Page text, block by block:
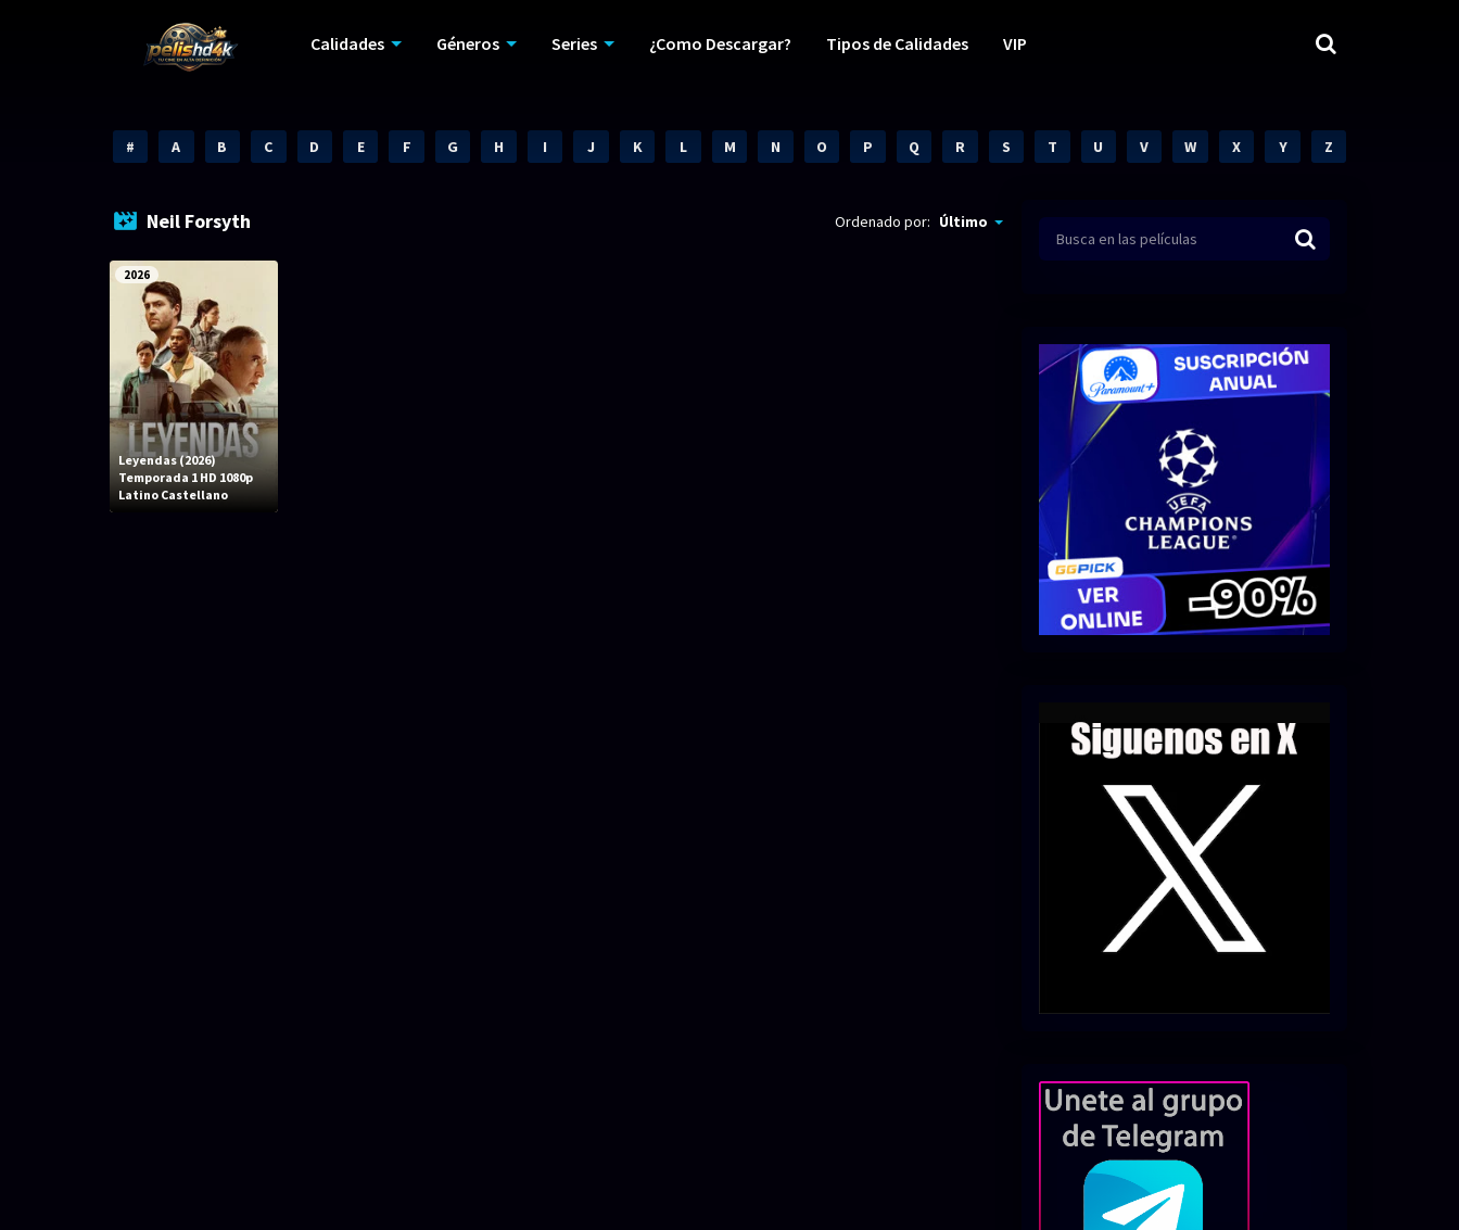
Calidades Géneros Series ¿Como Descargar? Tipos de Calidades VIP
# A B C D E F G H I J K L M N O P Q R S T U V W X Y Z
Neil Forsyth Ordenado por: Último
2026
Leyendas (2026)
Temporada 1 HD 1080p
Latino Castellano